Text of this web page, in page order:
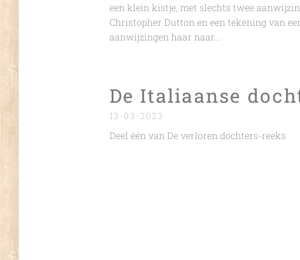
een klein kistje, met slechts twee
Christopher Dutton en een tekening van
aanwijzingen haar naar...
De Italiaanse
13-03-2023
Deel één van De verloren dochters-reeks